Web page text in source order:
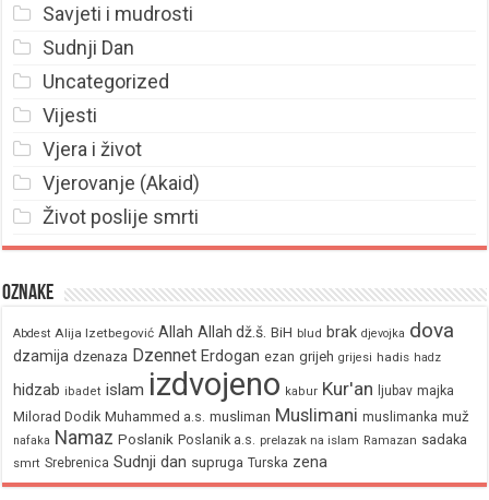
Savjeti i mudrosti
Sudnji Dan
Uncategorized
Vijesti
Vjera i život
Vjerovanje (Akaid)
Život poslije smrti
Oznake
Abdest Alija Izetbegović Allah Allah dž.š. BiH blud brak djevojka dova
dzamija dzenaza Dzennet Erdogan ezan grijeh grijesi hadis hadz
hidzab ibadet islam izdvojeno kabur Kur'an ljubav majka
Milorad Dodik Muhammed a.s. musliman Muslimani muslimanka muž
nafaka Namaz Poslanik Poslanik a.s. prelazak na islam Ramazan sadaka
smrt Srebrenica Sudnji dan supruga Turska zena